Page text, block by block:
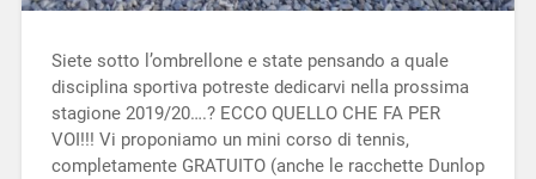
Siete sotto l’ombrellone e state pensando a quale
disciplina sportiva potreste dedicarvi nella prossima
stagione 2019/20….? ECCO QUELLO CHE FA PER
VOI!!! Vi proponiamo un mini corso di tennis,
completamente GRATUITO (anche le racchette Dunlop